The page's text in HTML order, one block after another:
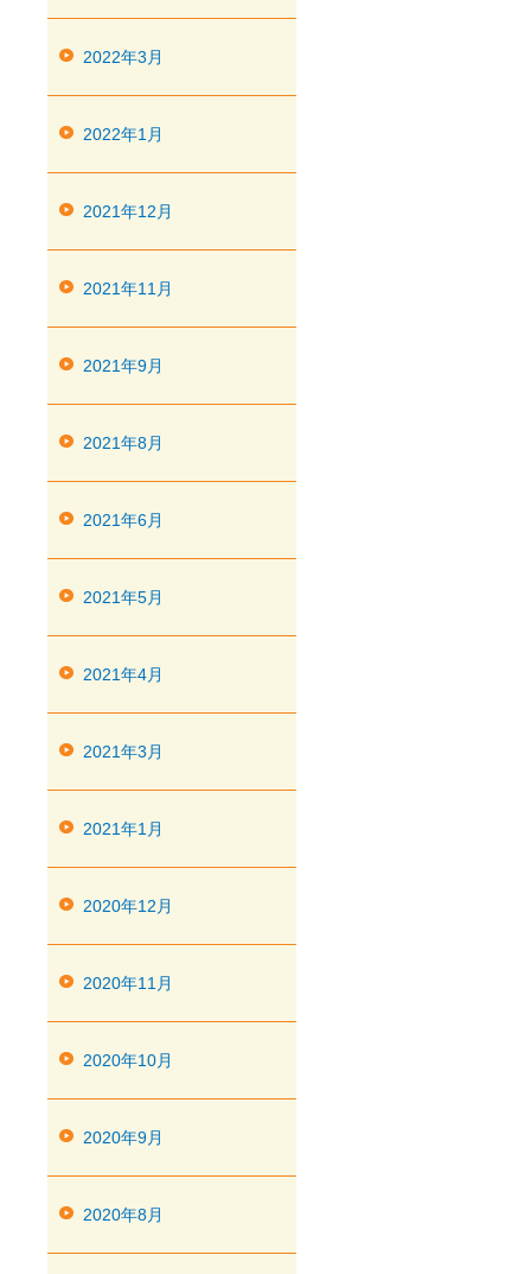
2022年3月
2022年1月
2021年12月
2021年11月
2021年9月
2021年8月
2021年6月
2021年5月
2021年4月
2021年3月
2021年1月
2020年12月
2020年11月
2020年10月
2020年9月
2020年8月